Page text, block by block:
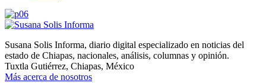
Susana Solis Informa, diario digital especializado en noticias del
estado de Chiapas, nacionales, análisis, columnas y opinión.
Tuxtla Gutiérrez, Chiapas, México
Más acerca de nosotros